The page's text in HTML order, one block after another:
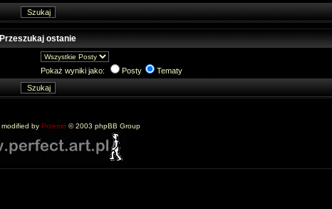
Przeszukaj ostanie
Pokaż wyniki jako: Posty Tematy
modified by Przemo © 2003 phpBB Group